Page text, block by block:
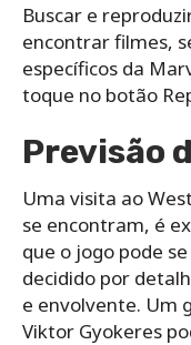
Buscar e
encontrar filmes,
específicos da
toque no botão
Previsão
Uma visita ao
se encontram, é
que o jogo pode
decidido por
e envolvente. Um
Viktor Gyokeres